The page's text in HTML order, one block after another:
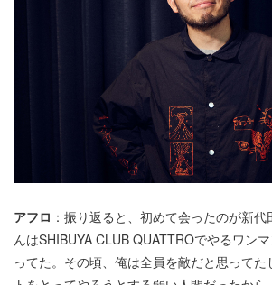
アフロ ：振り返ると、初めて会ったのが新代
んはSHIBUYA CLUB QUATTROでやるワン
ってた。その頃、俺は全員を敵だと思って